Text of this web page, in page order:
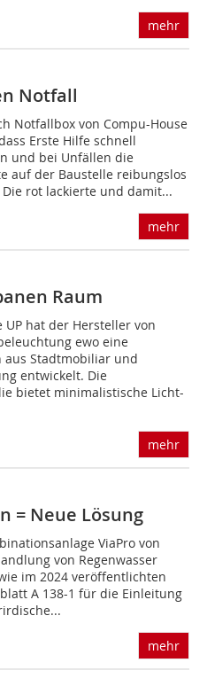
mehr
Notfall
Notfallbox von Compu-House
Erste Hilfe schnell
und bei Unfällen die
auf der Baustelle reibungslos
rot lackierte und damit...
mehr
Raum
UP hat der Hersteller von
ewo eine
aus Stadtmobiliar und
entwickelt. Die
bietet minimalistische Licht-
mehr
= Neue Lösung
ViaPro von
von Regenwasser
im 2024 veröffentlichten
A 138-1 für die Einleitung
mehr